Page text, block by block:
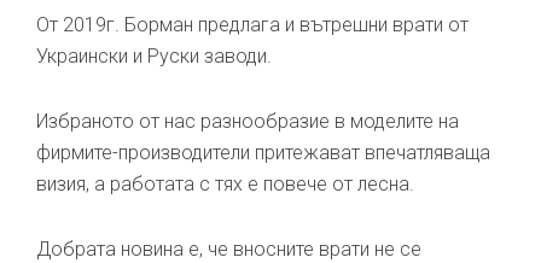
От 2019г. Борман предлага и вътрешни врати от
Украински и Руски заводи.
Избраното от нас разнообразие в моделите на
фирмите-производители притежават впечатляваща
визия, а работата с тях е повече от лесна.
Добрата новина е, че вносните врати не се